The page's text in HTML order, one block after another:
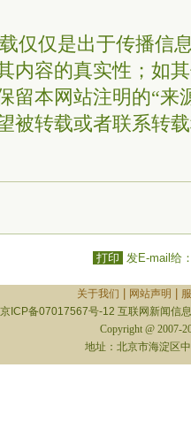
仅仅是出于传播信
内容的真实性；如
留本网站注明的“来
被转载或者联系转
打印 发E-mail给
关于我们 网站声明
京ICP备07017567号-12 互联网新闻信
Copyright @ 2007-
地址：北京市海淀区